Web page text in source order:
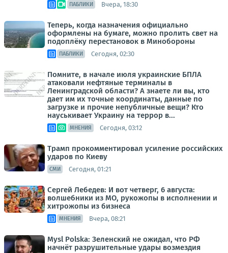
ПАБЛИКИ Вчера, 18:30
Теперь, когда назначения официально
оформлены на бумаге, можно пролить свет на
подоплёку перестановок в Минобороны
ПАБЛИКИ Сегодня, 02:30
Помните, в начале июля украинские БПЛА
атаковали нефтяные терминалы в
Ленинградской области? А знаете ли вы, кто
дает им их точные координаты, данные по
загрузке и прочие непубличные вещи? Кто
науськивает Украину на террор в...
МНЕНИЯ Сегодня, 03:12
Трамп прокомментировал усиление российских
ударов по Киеву
СМИ Сегодня, 01:21
Сергей Лебедев: И вот четверг, 6 августа:
волшебники из МО, рукожопы в исполнении и
хитрожопы из бизнеса
МНЕНИЯ Вчера, 08:21
Mysl Polska: Зеленский не ожидал, что РФ
начнёт разрушительные удары возмездия